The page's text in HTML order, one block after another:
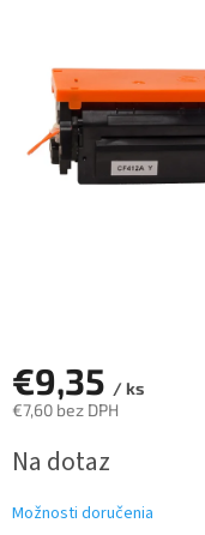
€9,35 / ks
€7,60 bez DPH
cena:
Na dotaz
Možnosti doručenia